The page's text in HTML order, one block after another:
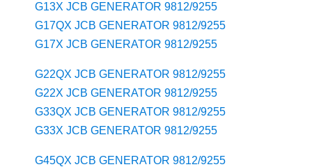
G13X JCB GENERATOR 9812/9255
G17QX JCB GENERATOR 9812/9255
G17X JCB GENERATOR 9812/9255
G22QX JCB GENERATOR 9812/9255
G22X JCB GENERATOR 9812/9255
G33QX JCB GENERATOR 9812/9255
G33X JCB GENERATOR 9812/9255
G45QX JCB GENERATOR 9812/9255